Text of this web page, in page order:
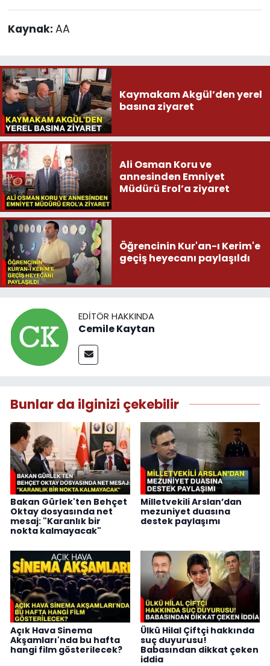
Kaynak: AA
Kaymakam Akgül’den yerel
basına ziyaret
Ali Osman Koru ve
annesinden Emniyet
Müdürü Erol’a ziyaret
Öğrencinin Kur'an-ı Kerim'e
geçiş heyecanı paylaşıldı
EDITÖR HAKKINDA
Cemile Kaytan
Bunlar da ilginizi çekebilir
Bakan Gürlek'ten Behçet
Oktay dosyasında net
mesaj: "Karanlık bir
nokta kalmayacak"
Milletvekili Arslan’dan
mezuniyet duasına
destek paylaşımı
Açık Hava Sinema
Akşamları'nda bu hafta
hangi film gösterilecek?
Ülkü Hilal Çiftçi hakkında
suç duyurusu!
Babasından dikkat çeken
iddia